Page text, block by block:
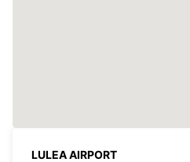
LULEA AIRPORT